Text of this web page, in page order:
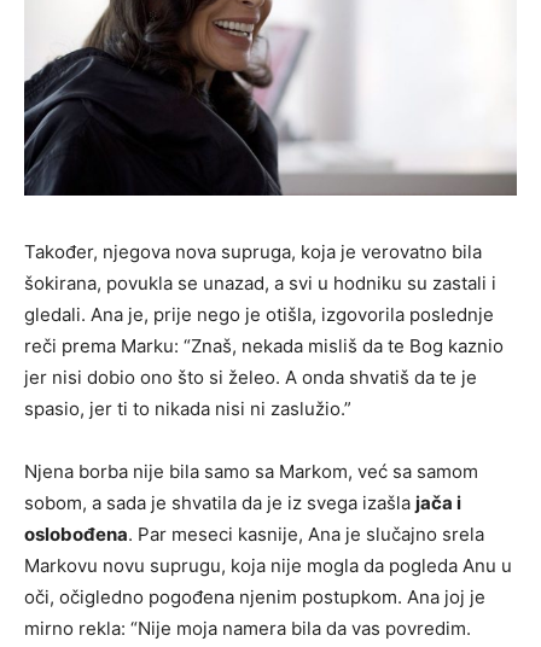
Također, njegova nova supruga, koja je verovatno bila
šokirana, povukla se unazad, a svi u hodniku su zastali i
gledali. Ana je, prije nego je otišla, izgovorila poslednje
reči prema Marku: “Znaš, nekada misliš da te Bog kaznio
jer nisi dobio ono što si želeo. A onda shvatiš da te je
spasio, jer ti to nikada nisi ni zaslužio.”
Njena borba nije bila samo sa Markom, već sa samom
sobom, a sada je shvatila da je iz svega izašla jača i
oslobođena. Par meseci kasnije, Ana je slučajno srela
Markovu novu suprugu, koja nije mogla da pogleda Anu u
oči, očigledno pogođena njenim postupkom. Ana joj je
mirno rekla: “Nije moja namera bila da vas povredim.